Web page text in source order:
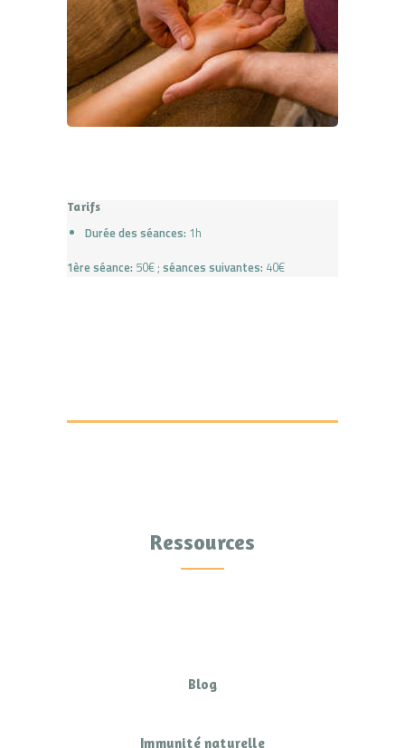
Tarifs
Durée des séances: 1h
1ère séance: 50€ ; séances suivantes: 40€
Ressources
Blog
Immunité naturelle